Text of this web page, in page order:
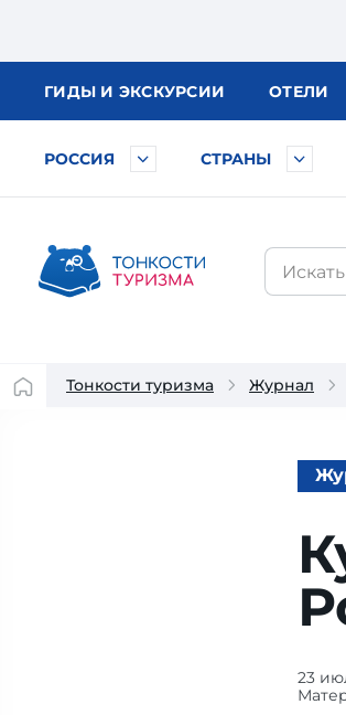
ГИДЫ И ЭКСКУРСИИ ОТЕЛИ
РОССИЯ СТРАНЫ
Тонкости туризма Журнал
23